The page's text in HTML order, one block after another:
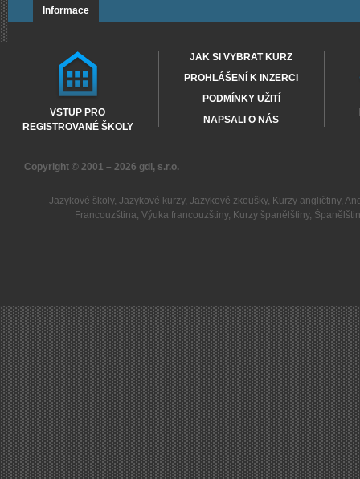
Informace
VSTUP PRO
REGISTROVANÉ ŠKOLY
JAK SI VYBRAT KURZ
PROHLÁŠENÍ K INZERCI
PODMÍNKY UŽITÍ
NAPSALI O NÁS
Copyright © 2001 – 2026 gdi, s.r.o.
Jazykové školy, Jazykové kurzy, Jazykové zkoušky, Kurzy angličtiny,
Francouzština,Výuka francouzštiny, Kurzy španělštiny,